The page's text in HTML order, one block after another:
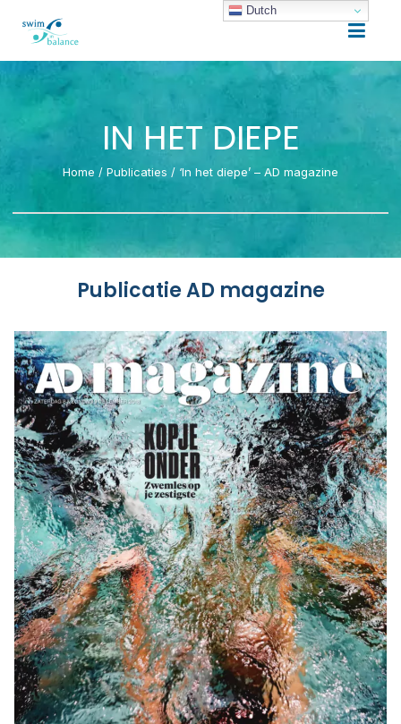
IN HET DIEPE
Home / Publicaties / ‘In het diepe’ – AD magazine
Publicatie AD magazine
Dutch